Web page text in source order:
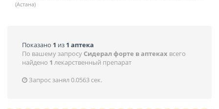
(Астана)
Показано 1 из 1 аптека
По вашему запросу Сидерал форте в аптеках всего
найдено 1 лекарственный препарат
Запрос занял 0.0563 сек.